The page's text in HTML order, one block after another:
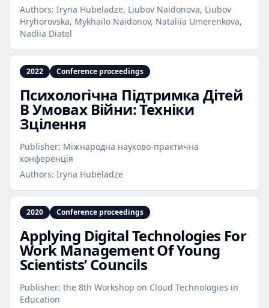
Authors: Iryna Hubeladze, Liubov Naidonova, Liubov
Hryhorovska, Mykhailo Naidonov, Nataliia Umerenkova,
Nadiia Diatel
2022 Conference proceedings
Психологічна Підтримка Дітей
В Умовах Війни: Техніки
Зцілення
Publisher: Міжнародна науково-практична
конференція
Authors: Iryna Hubeladze
2020 Conference proceedings
Applying Digital Technologies For
Work Management Of Young
Scientists’ Councils
Publisher: the 8th Workshop on Cloud Technologies in
Education